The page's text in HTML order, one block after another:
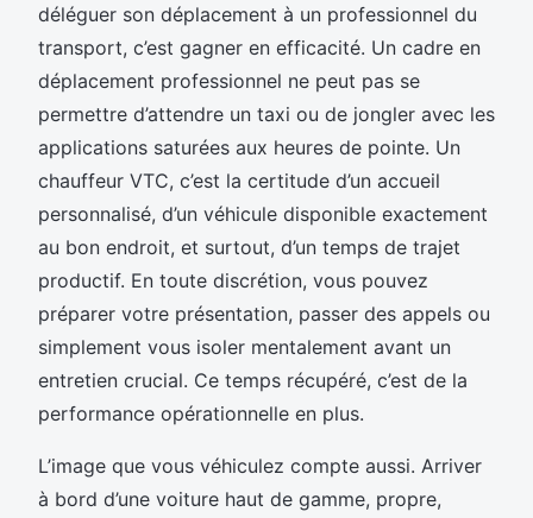
déléguer son déplacement à un professionnel du
transport, c’est gagner en efficacité. Un cadre en
déplacement professionnel ne peut pas se
permettre d’attendre un taxi ou de jongler avec les
applications saturées aux heures de pointe. Un
chauffeur VTC, c’est la certitude d’un accueil
personnalisé, d’un véhicule disponible exactement
au bon endroit, et surtout, d’un temps de trajet
productif. En toute discrétion, vous pouvez
préparer votre présentation, passer des appels ou
simplement vous isoler mentalement avant un
entretien crucial. Ce temps récupéré, c’est de la
performance opérationnelle en plus.
L’image que vous véhiculez compte aussi. Arriver
à bord d’une voiture haut de gamme, propre,